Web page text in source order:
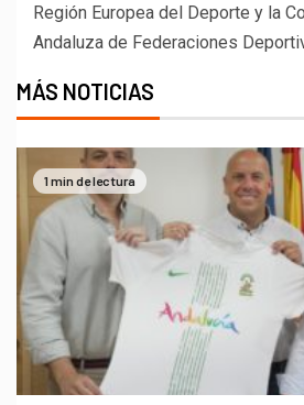
Región Europea del Deporte y la
Andaluza de Federaciones
MÁS NOTICIAS
1 min de lectura